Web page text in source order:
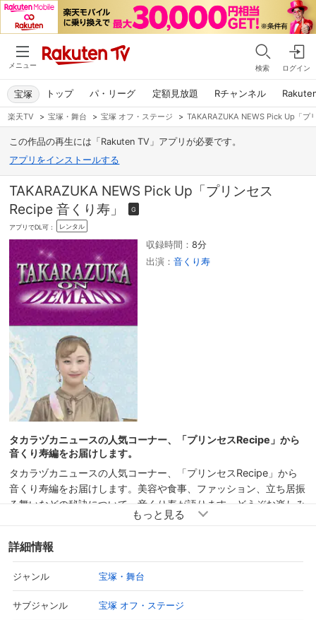
メニュー 検索 ログイン
トップ パ・リーグ 定額見放題 Rチャンネル
宝塚
楽天TV > 宝塚・舞台 > 宝塚 オフ・ステージ > TAKARAZUKA NEWS Pick Up「プ
この作品の再生には「Rakuten TV」アプリが必要です。
アプリをインストールする
TAKARAZUKA NEWS Pick Up「プリンセス
Recipe 音くり寿」
G
アプリでDL可： レンタル
収録時間：8分
出演：音くり寿
タカラヅカニュースの人気コーナー、「プリンセスRecipe」から
音くり寿編をお届けします。
タカラヅカニュースの人気コーナー、「プリンセスRecipe」から
音くり寿編をお届けします。美容や食事、ファッション、立ち居振
る舞いなどの秘訣について、音くり寿が語ります。どうぞお楽しみ
詳細情報
ジャンル 宝塚・舞台
サブジャンル 宝塚 オフ・ステージ